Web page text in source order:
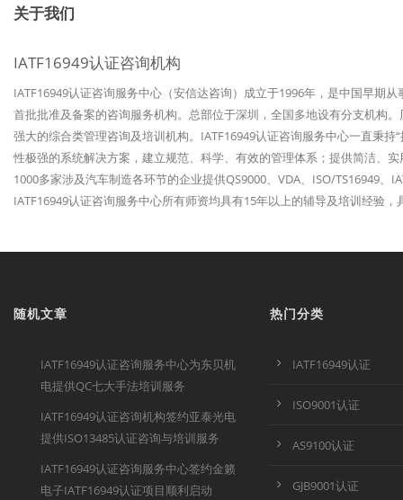
关于我们
IATF16949认证咨询机构
IATF16949认证咨询服务中心（安信达咨询）成立于1996年，是中国早期
首批批准及备案的咨询服务机构。总部位于深圳，全国多地设有分支机构
强大的综合类管理咨询及培训机构。IATF16949认证咨询服务中心一直秉
性极强的系统解决方案，建立规范、科学、有效的管理体系；提供简洁、
1000多家涉及汽车制造各环节的企业提供QS9000、VDA、ISO/TS16949
IATF16949认证咨询服务中心所有师资均具有15年以上的辅导及培训经验
随机文章
IATF16949认证咨询服务中心为东贝机
电提供QC七大手法培训服务
IATF16949认证咨询机构签约亚泰光电
提供ISO13485认证咨询与培训服务
IATF16949认证咨询服务中心签约金籁
电子IATF16949认证项目顺利启动
热门分类
IATF16949认证
ISO9001认证
AS9100认证
GJB9001认证